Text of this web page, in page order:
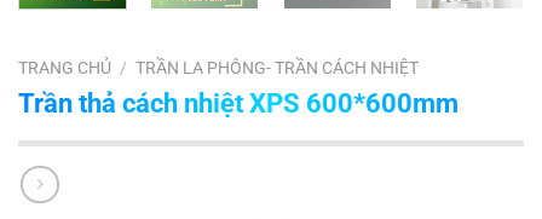
TRANG CHỦ / TRẦN LA PHÔNG- TRẦN CÁCH NHIỆT
Trần thả cách nhiệt XPS 600*600mm